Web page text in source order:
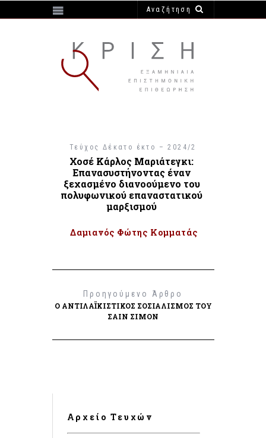
https://e-krisi.gr/wp-content/themes/krisi
Τεύχος Δέκατο έκτο – 2024/2
Χοσέ Κάρλος Μαριάτεγκι:
Επανασυστήνοντας έναν
ξεχασμένο διανοούμενο του
πολυφωνικού επαναστατικού
μαρξισμού
Δαμιανός Φώτης Κομματάς
Προηγούμενο Άρθρο
Ο ΑΝΤΙΛΑΪΚΙΣΤΙΚΌΣ ΣΟΣΙΑΛΙΣΜΌΣ ΤΟΥ
ΣΑΊΝ ΣΙΜΌΝ
Αρχείο Τευχών